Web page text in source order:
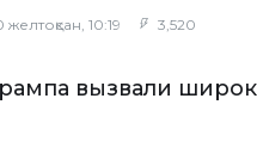
желтоқсан, 10:19 3,520
вызвали